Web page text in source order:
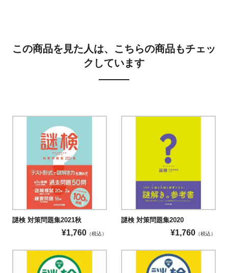
この商品を見た人は、こちらの商品もチェッ
クしています
謎検 対策問題集2021秋
¥1,760 （税込）
謎検 対策問題集2020
¥1,760 （税込）